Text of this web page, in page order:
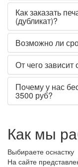
Как заказать
(дубликат)?
Возможно ли
От чего зависит
Почему у нас
3500 руб?
Как мы
Выбираете оснастку
На сайте